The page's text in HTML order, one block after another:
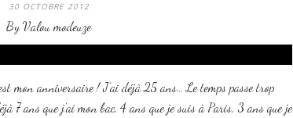
30 OCTOBRE 2012
By Valou modeuze
mon anniversaire ! J’ai déjà 25 ans… Le temps passe trop
7 ans que j’ai mon bac, 4 ans que je suis à Paris, 3 ans que je